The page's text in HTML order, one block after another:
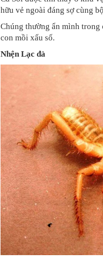
hữu vẻ ngoài đáng sợ cùng
Chúng thường ẩn mình trong
con mồi xấu số.
Nhện Lạc đà